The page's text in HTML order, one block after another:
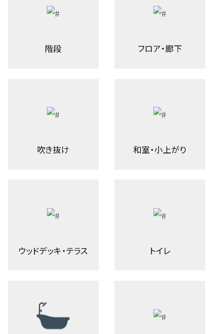
階段 フロア・廊下
吹き抜け 和室・小上がり
ウッドデッキ・テラス トイレ